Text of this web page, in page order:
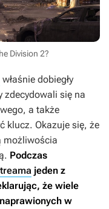
Division 2?
właśnie dobiegły
zdecydowali się na
a także
klucz. Okazuje się, że
możliwościa
Podczas
jeden z
że wiele
w